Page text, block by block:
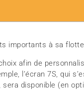
importants à sa
afin de
l’écran 7S, qui
disponible (en